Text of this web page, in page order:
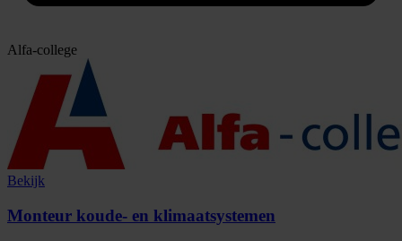
Alfa-college
Bekijk
Monteur koude- en klimaatsystemen